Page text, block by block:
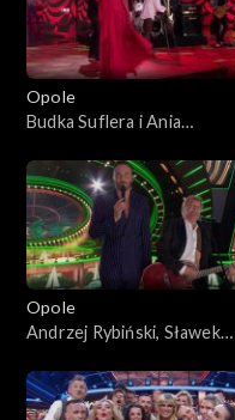
KFPP: Koncert „Zróbmy
więc prywatkę”
Opole
Budka Suflera i Ania
KFPP: Koncert „Zróbmy
więc prywatkę”
Opole
Andrzej Rybiński, Sławek
– „Czas relaksu”. 62. KFPP:
Koncert „Zróbmy więc